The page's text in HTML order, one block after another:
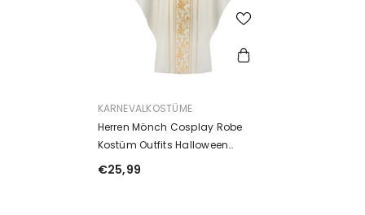
ANBIETER:
KARNEVALKOSTÜME
Herren Mönch Cosplay Robe
Kostüm Outfits Halloween
Karneval Anzug
€25,99